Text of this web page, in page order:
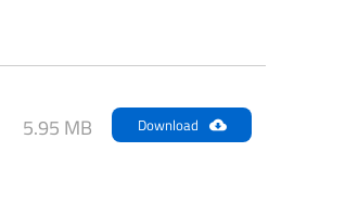
5.95 MB Download